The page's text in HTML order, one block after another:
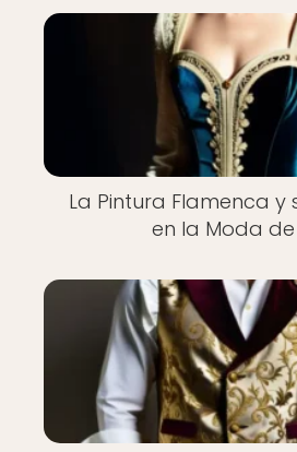
La Pintura Flamenca y
en la Moda de